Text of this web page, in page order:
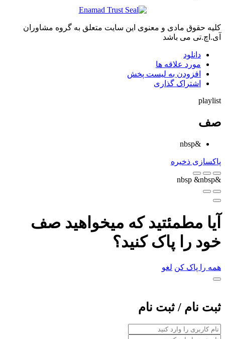
کلیه حقوق مادی و معنوی این سایت متعلق به گروه مشاوران
آی.اچ.تی می باشد
دانلود
مورد علاقه ها
افزودن به لیست پخش
اشتراک گذاری
playlist
صف
&nbsp
پاکسازی ذخیره
&nbsp
&nbsp
آیا مطمئتید که میخواهید صف
خود را پاک کنید؟
همه را پاک کن لغو
ثبت نام / ثبت نام